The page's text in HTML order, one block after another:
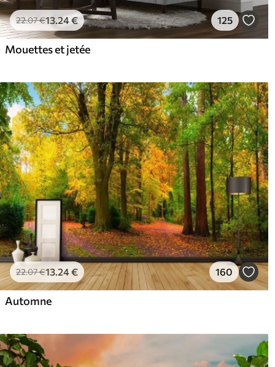
22.07€13 .24€ 125
Mouettes et jetée
22.07€13 .24€ 160
Automne